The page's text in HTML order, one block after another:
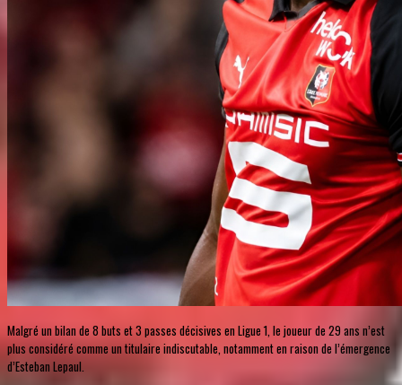
Malgré un bilan de 8 buts et 3 passes décisives en Ligue 1, le joueur de 29 ans n’est
plus considéré comme un titulaire indiscutable, notamment en raison de l’émergence
d’Esteban Lepaul.